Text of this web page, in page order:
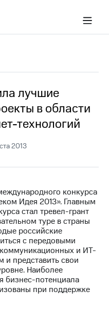
лучшие
в области
технологий
2013
конкурса
Идея 2013». Главным
стал тревел-грант
туре в страны
российские
с передовыми
и ИТ-
представить свои
Наиболее
бизнес-потенциала
при поддержке